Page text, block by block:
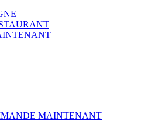
MAINTENANT